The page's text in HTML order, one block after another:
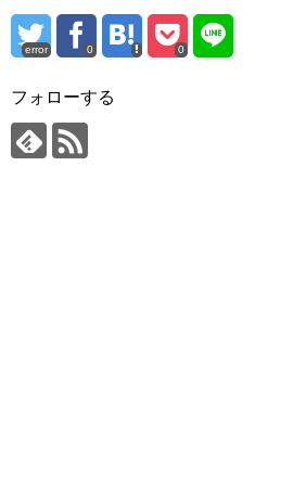
error 0 0
フォローする